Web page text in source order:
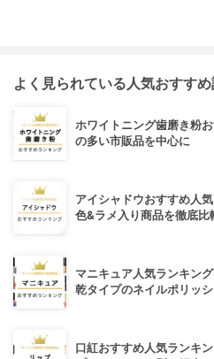
よく見られている人気おすす
ホワイトニング歯磨き粉
の多い市販品を中心に
アイシャドウおすすめ人
色&ラメ入り商品を徹底比
マニキュア人気ランキン
乾タイプのネイルポリッシ
口紅おすすめ人気ランキ